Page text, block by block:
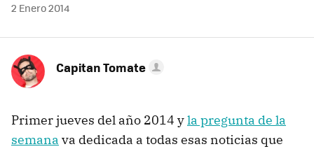
2 Enero 2014
Capitan Tomate
Primer jueves del año 2014 yla pregunta de la
semana va dedicada a todas esas noticias que